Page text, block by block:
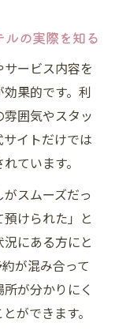
の実際を知る
ービス内容を
果的です。利
囲気やスタッ
イトだけでは
ています。
スムーズだっ
けられた」と
にある方にと
が混み合って
が分かりにく
ができます。